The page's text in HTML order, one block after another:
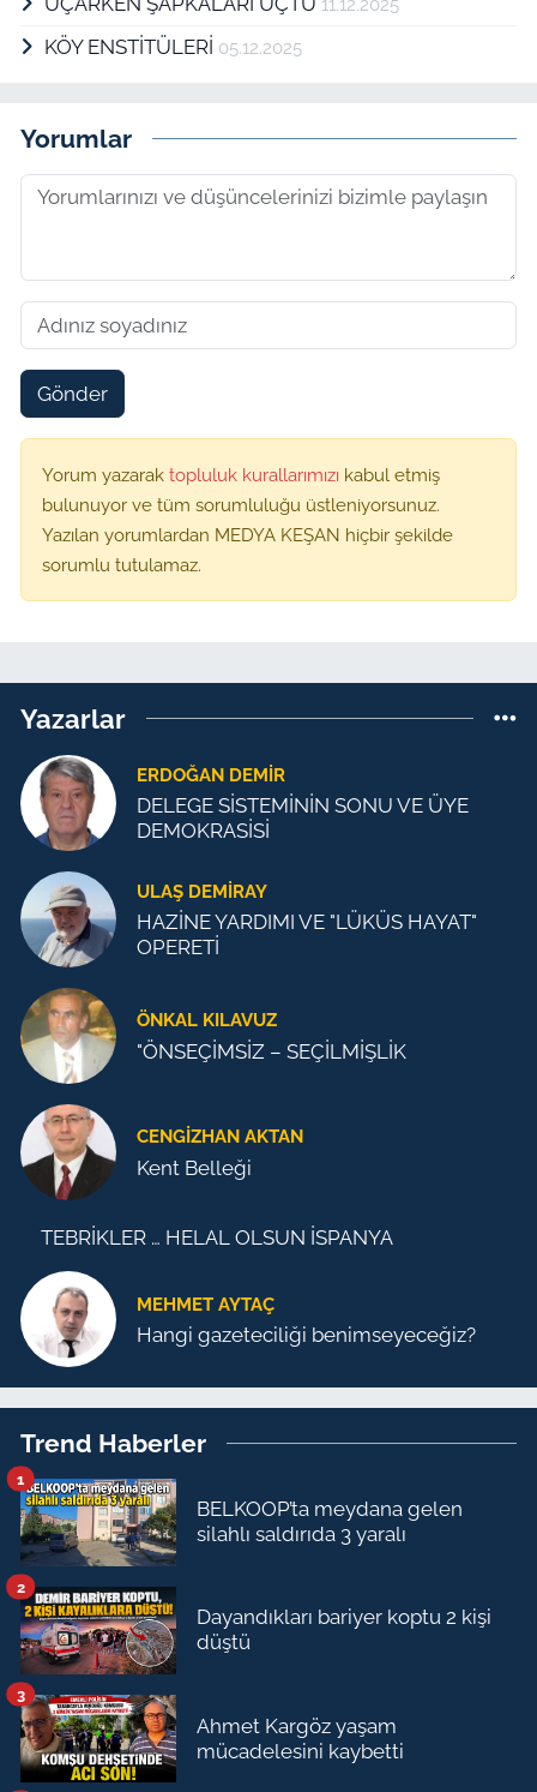
KÖY ENSTİTÜLERİ 05.12.2025
Yorumlar
Gönder
Yorum yazarak topluluk kurallarımızı kabul etmiş
bulunuyor ve tüm sorumluluğu üstleniyorsunuz.
Yazılan yorumlardan MEDYA KEŞAN hiçbir şekilde
sorumlu tutulamaz.
Yazarlar
ERDOĞAN DEMIR
DELEGE SİSTEMİNİN SONU VE ÜYE
DEMOKRASİSİ
ULAŞ DEMİRAY
HAZİNE YARDIMI VE "LÜKÜS HAYAT"
OPERETİ
ÖNKAL KILAVUZ
"ÖNSEÇİMSİZ – SEÇİLMİŞLİK
CENGİZHAN AKTAN
Kent Belleği
TEBRİKLER … HELAL OLSUN İSPANYA
MEHMET AYTAÇ
Hangi gazeteciliği benimseyeceğiz?
Trend Haberler
BELKOOP’ta meydana gelen
silahlı saldırıda 3 yaralı
1
Dayandıkları bariyer koptu 2 kişi
düştü
2
Ahmet Kargöz yaşam
mücadelesini kaybetti
3